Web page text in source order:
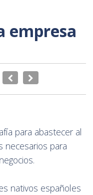
empresa
para abastecer al
necesarios para
nativos españoles